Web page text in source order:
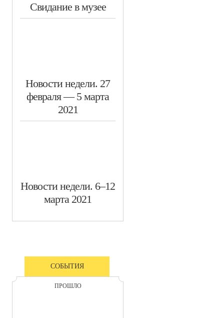
​Свидание в музее
​Новости недели. 27
февраля — 5 марта
2021
Новости недели. 6–12
марта 2021
СОБЫТИЯ
ПРОШЛО